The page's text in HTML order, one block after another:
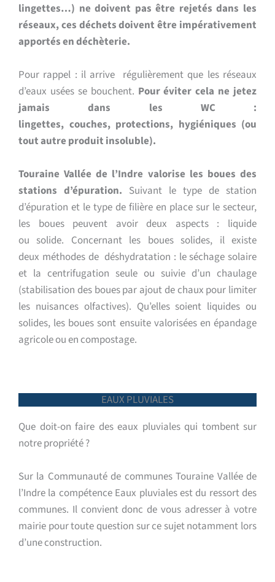
lingettes…) ne doivent pas être rejetés dans les
réseaux, ces déchets doivent être impérativement
apportés en déchèterie.
Pour rappel : il arrive régulièrement que les réseaux
d’eaux usées se bouchent. Pour éviter cela ne jetez
jamais dans les WC :
lingettes, couches, protections, hygiéniques (ou
tout autre produit insoluble).
Touraine Vallée de l’Indre valorise les boues des
stations d’épuration. Suivant le type de station
d’épuration et le type de filière en place sur le secteur,
les boues peuvent avoir deux aspects : liquide
ou solide. Concernant les boues solides, il existe
deux méthodes de déshydratation : le séchage solaire
et la centrifugation seule ou suivie d’un chaulage
(stabilisation des boues par ajout de chaux pour limiter
les nuisances olfactives). Qu’elles soient liquides ou
solides, les boues sont ensuite valorisées en épandage
agricoleou en compostage.
EAUX PLUVIALES
Que doit-on faire des eaux pluviales qui tombent sur
notre propriété ?
Sur la Communauté de communes Touraine Vallée de
l’Indre la compétence Eaux pluviales est du ressort des
communes. Il convient donc de vous adresser à votre
mairie pour toute question sur ce sujet notamment lors
d’une construction.